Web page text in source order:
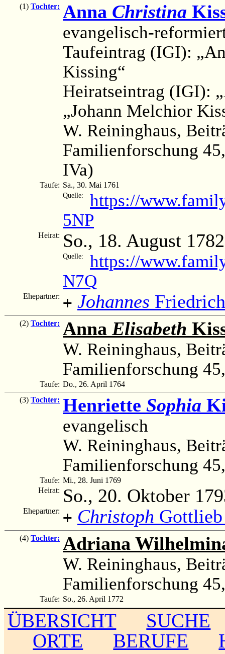
(1) Tochter: Anna Christina
evangelisch-
Taufeintrag (IGI):
Kissing“
Heiratseintrag (IGI):
„Johann Melchior
W. Reininghaus,
Familienforschung
IVa)
Taufe: Sa., 30. Mai 1761
Quelle:
https://
5NP
Heirat: So., 18. August 1782
Quelle:
https://
N7Q
Ehepartner: + Johannes
(2) Tochter: Anna Elisabeth
W. Reininghaus,
Familienforschung
Taufe: Do., 26. April 1764
(3) Tochter: Henriette Sophia
evangelisch
W. Reininghaus,
Familienforschung
Taufe: Mi., 28. Juni 1769
Heirat: So., 20. Oktober
Ehepartner: + Christoph
(4) Tochter: Adriana
W. Reininghaus,
Familienforschung
Taufe: So., 26. April 1772
ÜBERSICHT
SUCHE
ORTE
BERUFE